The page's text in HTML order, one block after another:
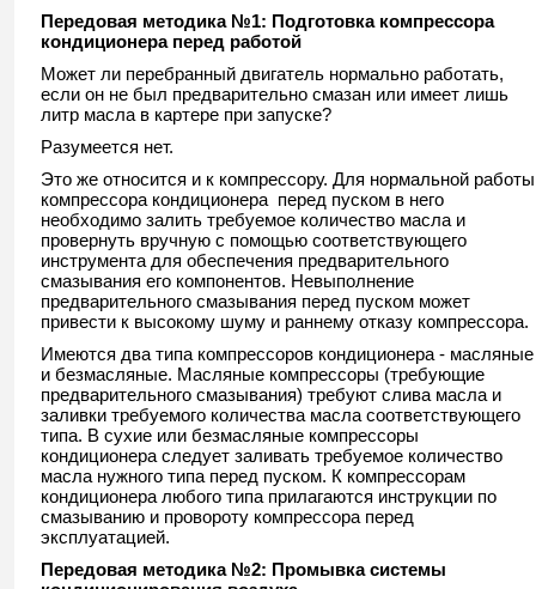
Передовая методика №1: Подготовка компрессора
кондиционера перед работой
Может ли перебранный двигатель нормально работать,
если он не был предварительно смазан или имеет лишь
литр масла в картере при запуске?
Разумеется нет.
Это же относится и к компрессору. Для нормальной работы
компрессора кондиционера перед пуском в него
необходимо залить требуемое количество масла и
провернуть вручную с помощью соответствующего
инструмента для обеспечения предварительного
смазывания его компонентов. Невыполнение
предварительного смазывания перед пуском может
привести к высокому шуму и раннему отказу компрессора.
Имеются два типа компрессоров кондиционера - масляные
и безмасляные. Масляные компрессоры (требующие
предварительного смазывания) требуют слива масла и
заливки требуемого количества масла соответствующего
типа. В сухие или безмасляные компрессоры
кондиционера следует заливать требуемое количество
масла нужного типа перед пуском. К компрессорам
кондиционера любого типа прилагаются инструкции по
смазыванию и провороту компрессора перед
эксплуатацией.
Передовая методика №2: Промывка системы